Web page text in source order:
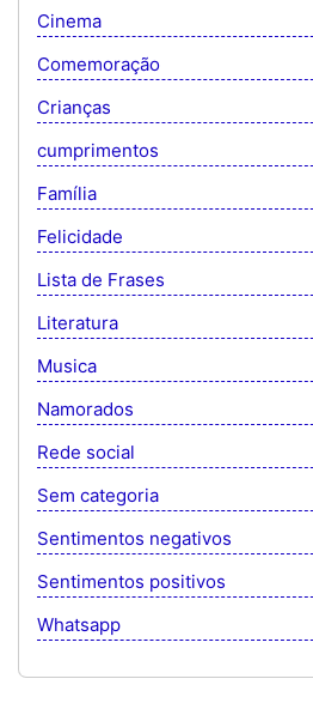
Cinema
Comemoração
Crianças
cumprimentos
Família
Felicidade
Lista de Frases
Literatura
Musica
Namorados
Rede social
Sem categoria
Sentimentos negativos
Sentimentos positivos
Whatsapp